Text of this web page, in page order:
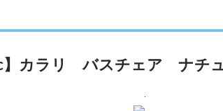
】カラリ バスチェア ナチ